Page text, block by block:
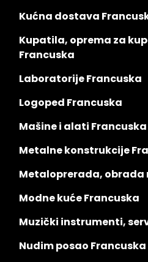
Kućna dostava
Kupatila, oprema za
Francuska
Laboratorije Francuska
Logoped Francuska
Mašine i alati Francuska
Metalne konstrukcije
Metaloprerada, obrada
Modne kuće Francuska
Muzički instrumenti,
Nudim posao Francuska